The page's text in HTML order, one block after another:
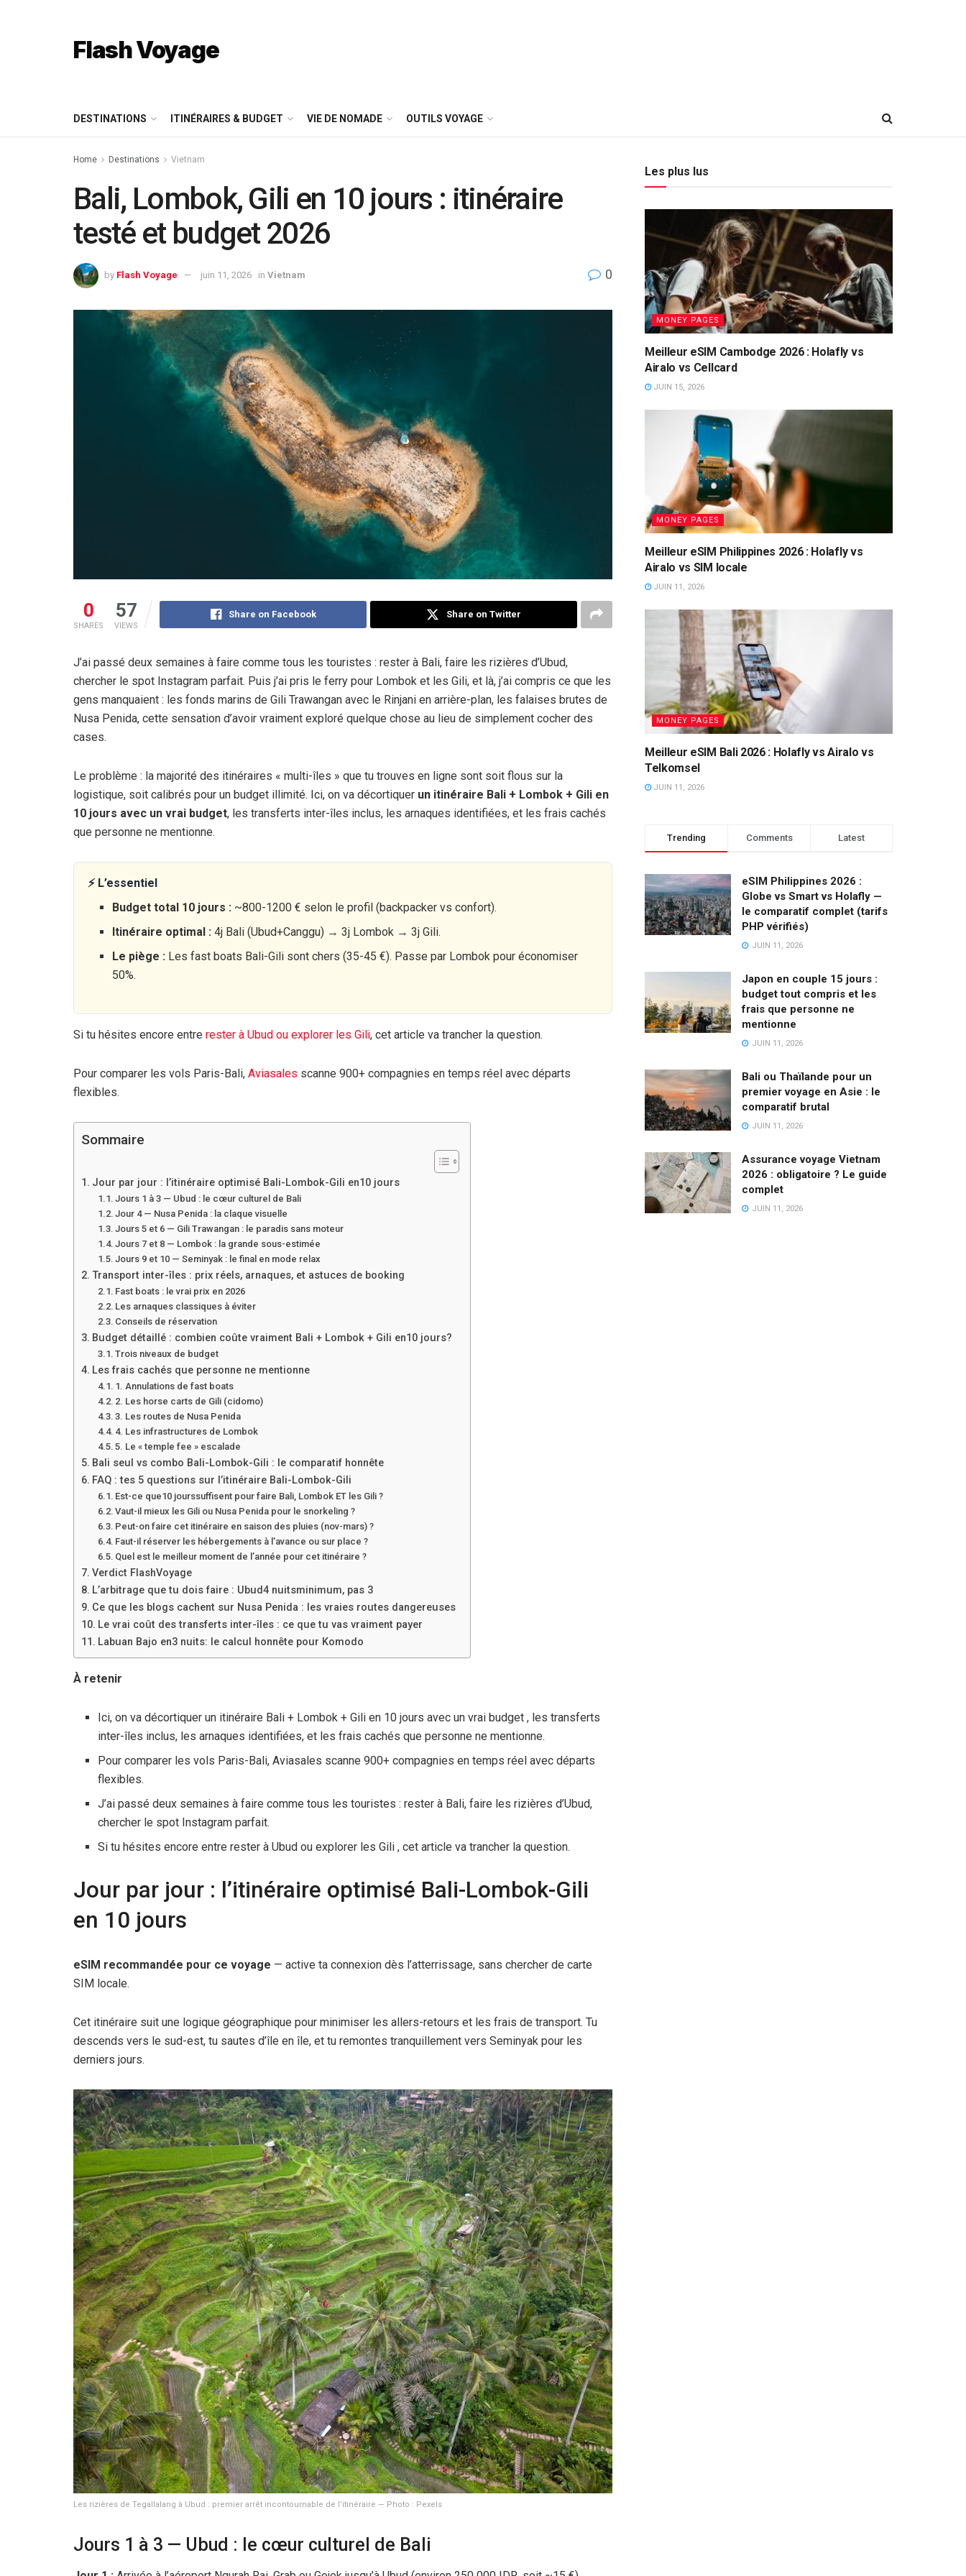
Flash Voyage
DESTINATIONS ITINÉRAIRES & BUDGET VIE DE NOMADE OUTILS VOYAGE
Home Destinations Vietnam
Bali, Lombok, Gili en 10 jours : itinéraire
testé et budget 2026
by Flash Voyage juin 11, 2026 in Vietnam 0
0
SHARES
57
VIEWS
Share on Facebook Share on Twitter
J’ai passé deux semaines à faire comme tous les touristes : rester à Bali, faire les rizières d’Ubud,
chercher le spot Instagram parfait. Puis j’ai pris le ferry pour Lombok et les Gili, et là, j’ai compris ce que les
gens manquaient : les fonds marins de Gili Trawangan avec le Rinjani en arrière-plan, les falaises brutes de
Nusa Penida, cette sensation d’avoir vraiment exploré quelque chose au lieu de simplement cocher des
cases.
Le problème : la majorité des itinéraires « multi-îles » que tu trouves en ligne sont soit flous sur la
logistique, soit calibrés pour un budget illimité. Ici, on va décortiquer un itinéraire Bali + Lombok + Gili en
10 jours avec un vrai budget, les transferts inter-îles inclus, les arnaques identifiées, et les frais cachés
que personne ne mentionne.
⚡ L’essentiel
Budget total 10 jours : ~800-1200 € selon le profil (backpacker vs confort).
Itinéraire optimal : 4j Bali (Ubud+Canggu) → 3j Lombok → 3j Gili.
Le piège : Les fast boats Bali-Gili sont chers (35-45 €). Passe par Lombok pour économiser
50%.
Si tu hésites encore entre rester à Ubud ou explorer les Gili, cet article va trancher la question.
Pour comparer les vols Paris-Bali, Aviasales scanne 900+ compagnies en temps réel avec départs
flexibles.
Sommaire
Jour par jour : l’itinéraire optimisé Bali-Lombok-Gili en10 jours
Jours 1 à 3 — Ubud : le cœur culturel de Bali
Jour 4 — Nusa Penida : la claque visuelle
Jours 5 et 6 — Gili Trawangan : le paradis sans moteur
Jours 7 et 8 — Lombok : la grande sous-estimée
Jours 9 et 10 — Seminyak : le final en mode relax
Transport inter-îles : prix réels, arnaques, et astuces de booking
Fast boats : le vrai prix en 2026
Les arnaques classiques à éviter
Conseils de réservation
Budget détaillé : combien coûte vraiment Bali + Lombok + Gili en10 jours?
Trois niveaux de budget
Les frais cachés que personne ne mentionne
1. Annulations de fast boats
2. Les horse carts de Gili (cidomo)
3. Les routes de Nusa Penida
4. Les infrastructures de Lombok
5. Le « temple fee » escalade
Bali seul vs combo Bali-Lombok-Gili : le comparatif honnête
FAQ : tes 5 questions sur l’itinéraire Bali-Lombok-Gili
Est-ce que10 jourssuffisent pour faire Bali, Lombok ET les Gili ?
Vaut-il mieux les Gili ou Nusa Penida pour le snorkeling ?
Peut-on faire cet itinéraire en saison des pluies (nov-mars) ?
Faut-il réserver les hébergements à l’avance ou sur place ?
Quel est le meilleur moment de l’année pour cet itinéraire ?
Verdict FlashVoyage
L’arbitrage que tu dois faire : Ubud4 nuitsminimum, pas 3
Ce que les blogs cachent sur Nusa Penida : les vraies routes dangereuses
Le vrai coût des transferts inter-îles : ce que tu vas vraiment payer
Labuan Bajo en3 nuits: le calcul honnête pour Komodo
À retenir
Ici, on va décortiquer un itinéraire Bali + Lombok + Gili en 10 jours avec un vrai budget , les transferts
inter-îles inclus, les arnaques identifiées, et les frais cachés que personne ne mentionne.
Pour comparer les vols Paris-Bali, Aviasales scanne 900+ compagnies en temps réel avec départs
flexibles.
J’ai passé deux semaines à faire comme tous les touristes : rester à Bali, faire les rizières d’Ubud,
chercher le spot Instagram parfait.
Si tu hésites encore entre rester à Ubud ou explorer les Gili , cet article va trancher la question.
Jour par jour : l’itinéraire optimisé Bali-Lombok-Gili
en 10 jours
eSIM recommandée pour ce voyage — active ta connexion dès l’atterrissage, sans chercher de carte
SIM locale.
Cet itinéraire suit une logique géographique pour minimiser les allers-retours et les frais de transport. Tu
descends vers le sud-est, tu sautes d’île en île, et tu remontes tranquillement vers Seminyak pour les
derniers jours.
Les rizières de Tegallalang à Ubud : premier arrêt incontournable de l’itinéraire — Photo : Pexels
Jours 1 à 3 — Ubud : le cœur culturel de Bali
Les plus lus
MONEY PAGES
Meilleur eSIM Cambodge 2026 : Holafly vs
Airalo vs Cellcard
JUIN 15, 2026
MONEY PAGES
Meilleur eSIM Philippines 2026 : Holafly vs
Airalo vs SIM locale
JUIN 11, 2026
MONEY PAGES
Meilleur eSIM Bali 2026 : Holafly vs Airalo vs
Telkomsel
JUIN 11, 2026
Trending Comments Latest
eSIM Philippines 2026 :
Globe vs Smart vs Holafly —
le comparatif complet (tarifs
PHP vérifiés)
JUIN 11, 2026
Japon en couple 15 jours :
budget tout compris et les
frais que personne ne
mentionne
JUIN 11, 2026
Bali ou Thaïlande pour un
premier voyage en Asie : le
comparatif brutal
JUIN 11, 2026
Assurance voyage Vietnam
2026 : obligatoire ? Le guide
complet
JUIN 11, 2026